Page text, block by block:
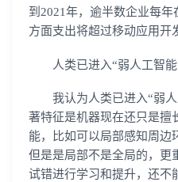
到2021年，逾半数企业每
方面支出将超过移动应用开
人类已进入“弱人工智能
我认为人类已进入“弱人
著特征是机器现在还只是擅
能，比如可以局部感知周边
但是是局部不是全局的，更
试错进行学习和提升，还不